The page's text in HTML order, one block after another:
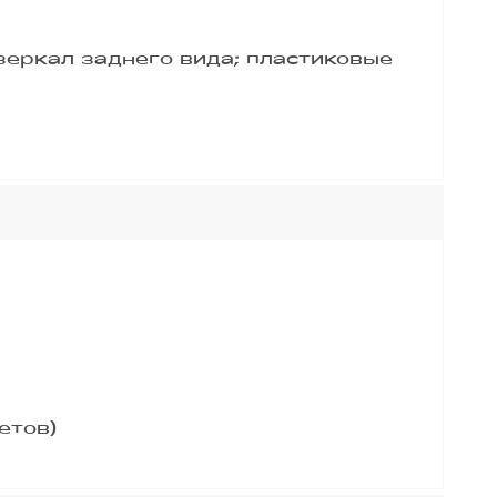
заднего вида; пластиковые